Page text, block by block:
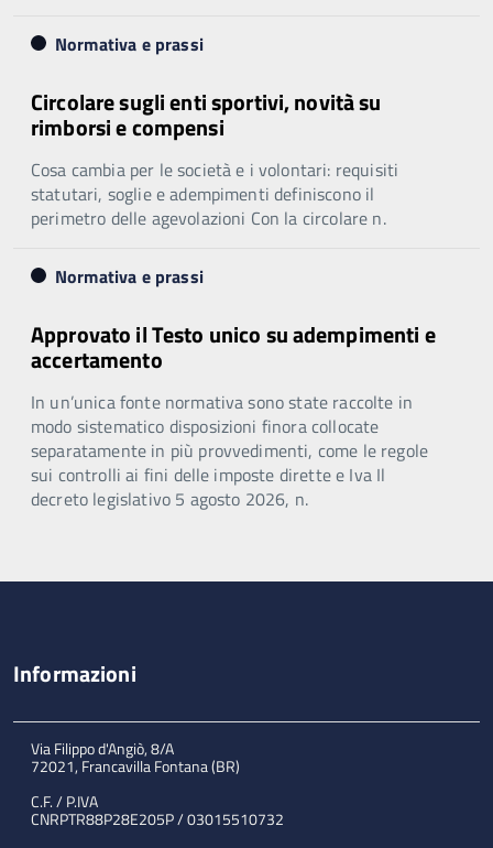
Normativa e prassi
Circolare sugli enti sportivi, novità su
rimborsi e compensi
Cosa cambia per le società e i volontari: requisiti
statutari, soglie e adempimenti definiscono il
perimetro delle agevolazioni Con la circolare n.
Normativa e prassi
Approvato il Testo unico su adempimenti e
accertamento
In un’unica fonte normativa sono state raccolte in
modo sistematico disposizioni finora collocate
separatamente in più provvedimenti, come le regole
sui controlli ai fini delle imposte dirette e Iva Il
decreto legislativo 5 agosto 2026, n.
Informazioni
Via Filippo d'Angiò, 8/A
72021, Francavilla Fontana (BR)
C.F. / P.IVA
CNRPTR88P28E205P / 03015510732